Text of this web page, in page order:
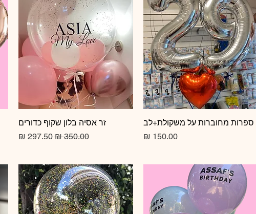
תצוגה מהירה
ספרות מחוברות על משקולת+לב
מחיר
תצוגה מהירה
זר אסיה בלון שקוף כדורים
מחיר רגיל‏350.00 ‏₪ מחיר מבצע‏297.50 ‏₪